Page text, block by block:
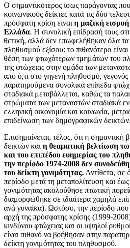
Ο σημαντικότερος ίσως παράγοντας
κοινωνικούς δείκτες κατά τις δύο
πρόσφατη κρίση είναι η μαζική
Ελλάδα. Η συνολική επίδρασή τους
θετική, αλλά δεν επωφελήθηκαν όλα
πληθυσμού εξίσου: το πιθανότερο
θέση των φτωχότερων τμημάτων του
της φτώχειας στην ομάδα των
από ό,τι στο γηγενή πληθυσμό, γεγονός
παρατηρούμενα συνολικά επίπεδα
σταδιακά μεταβάλλεται, καθώς τα
στρώματα των μεταναστών σταδιακά
ελληνική οικονομία και κοινωνία,
επιδείνωση των δημογραφικών δεικτών.
Επισημαίνεται, τέλος, ότι η σημαντική
δεικτών και η θεαματική βελτίωση
και του επιπέδου ευημερίας του
την περίοδο 1974-2008 δεν
του δείκτη γονιμότητας. Αντίθετα, σε
περίοδο μετά τη μεταπολίτευση και
γονιμότητας ακολούθησε πτωτική
διαμορφώθηκε σε ιδιαίτερα χαμηλά
ανά γυναίκα). Ωστόσο, την περίοδο
αρχή της πρόσφατης κρίσης (1999-
κινδύνου φτώχειας και οι υψηλοί
είναι πιθανό να βοήθησαν στην
δείκτη γονιμότητας του πληθυσμού.